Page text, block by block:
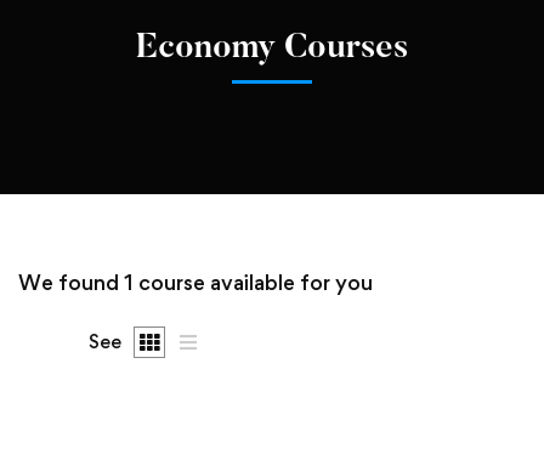
Economy Courses
We found 1 course available for you
See